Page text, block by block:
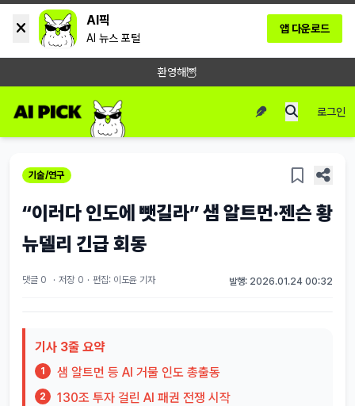
AI픽
AI 뉴스 포털
앱 다운로드
환영해🦉
로그인
기술/연구
“이러다 인도에 뺏길라” 샘 알트먼·젠슨 황
뉴델리 긴급 회동
댓글 0 · 저장 0 · 편집: 이도윤 기자 발행: 2026.01.24 00:32
기사 3줄 요약
1 샘 알트먼 등 AI 거물 인도 총출동
2 130조 투자 걸린 AI 패권 전쟁 시작